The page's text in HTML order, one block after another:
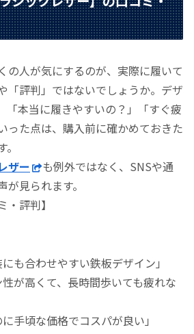
の人が気にするのが、実際に履いて
「評判」ではないでしょうか。デザ
「本当に履きやすいの？」「すぐ疲
った点は、購入前に確かめておきた
ザー
も例外ではなく、SNSや通
見られます。
・評判】
も合わせやすい鉄板デザイン」
性が高くて、長時間歩いても疲れな
手頃な価格でコスパが良い」